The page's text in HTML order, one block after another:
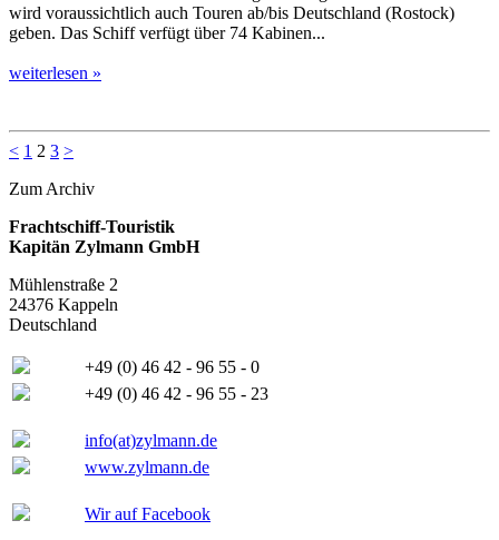
wird voraussichtlich auch Touren ab/bis Deutschland (Rostock)
geben. Das Schiff verfügt über 74 Kabinen...
weiterlesen »
< 1 2 3 >
Zum Archiv
Frachtschiff-Touristik
Kapitän Zylmann GmbH
Mühlenstraße 2
24376 Kappeln
Deutschland
+49 (0) 46 42 - 96 55 - 0
+49 (0) 46 42 - 96 55 - 23
info(at)zylmann.de
www.zylmann.de
Wir auf Facebook